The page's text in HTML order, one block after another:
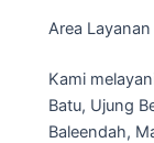
Area
Kami
Batu, Ujung
Baleendah,